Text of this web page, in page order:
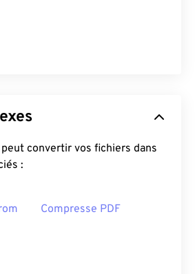
convertir vos fichiers dans
:
Compresse PDF